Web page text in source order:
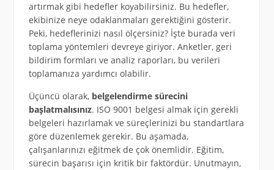
artırmak gibi hedefler koyabilirsiniz. Bu hedefler,
ekibinize neye odaklanmaları gerektiğini gösterir.
Peki, hedeflerinizi nasıl ölçersiniz? İşte burada veri
toplama yöntemleri devreye giriyor. Anketler, geri
bildirim formları ve analiz raporları, bu verileri
toplamanıza yardımcı olabilir.
Üçüncü olarak, belgelendirme sürecini
başlatmalısınız. ISO 9001 belgesi almak için gerekli
belgeleri hazırlamak ve süreçlerinizi bu standartlara
göre düzenlemek gerekir. Bu aşamada,
çalışanlarınızı eğitmek de çok önemlidir. Eğitim,
sürecin başarısı için kritik bir faktördür. Unutmayın,